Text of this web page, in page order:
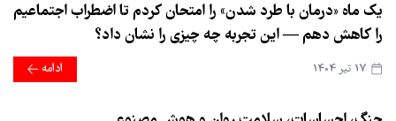
یک ماه «درمان با طرد شدن» را امتحان کردم تا اضطراب اجتماعیم
را کاهش دهم — این تجربه چه چیزی را نشان داد؟
ادامه